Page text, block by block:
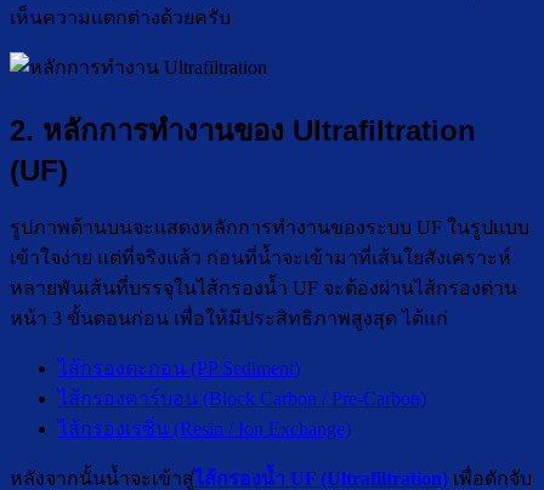
เห็นความแตกต่างด้วยครับ
2. หลักการทำงานของ Ultrafiltration
(UF)
รูปภาพด้านบนจะแสดงหลักการทำงานของระบบ UF ในรูปแบบ
เข้าใจง่าย แต่ที่จริงแล้ว ก่อนที่น้ำจะเข้ามาที่เส้นใยสังเคราะห์
หลายพันเส้นที่บรรจุในไส้กรองน้ำ UF จะต้องผ่านไส้กรองด่าน
หน้า 3 ขั้นตอนก่อน เพื่อให้มีประสิทธิภาพสูงสุด ได้แก่
ไส้กรองตะกอน (PP Sediment)
ไส้กรองคาร์บอน​ (Block Carbon / Pre-Carbon)
ไส้กรองเรซิ่น (Resin / Ion Exchange)
หลังจากนั้นน้ำจะเข้าสู่ไส้กรองน้ำ UF (Ultrafiltration) เพื่อดักจับ